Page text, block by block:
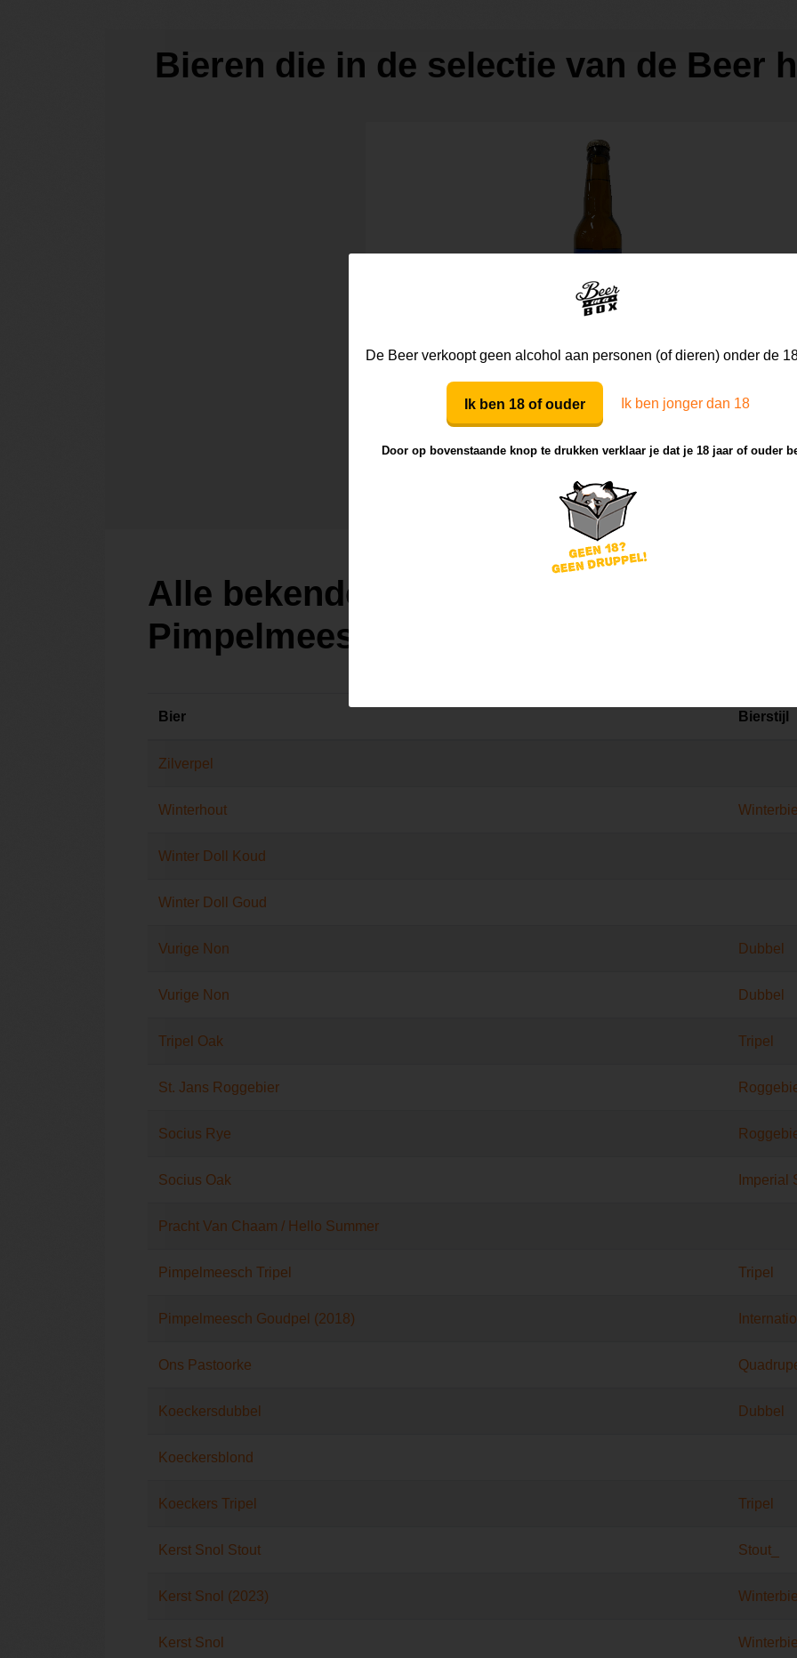
Bieren die in de selectie van de Beer
Chaamse Hefeweizen
Dorpsbrouwerij de Pimpelmeesch
Lichte Weizen
Alle bekende bieren van
Pimpelmeesch
Bier Bierstijl
Zilverpel
Winterhout
Winter Doll Koud
Winter Doll Goud
Vurige Non Dubbel
Vurige Non Dubbel
Tripel Oak Tripel
St. Jans Roggebier
Socius Rye
Socius Oak Imperial
Pracht Van Chaam / Hello Summer
Pimpelmeesch Tripel Tripel
Pimpelmeesch Goudpel (2018)
Ons Pastoorke
Koeckersdubbel Dubbel
Koeckersblond
Koeckers Tripel Tripel
Kerst Snol Stout Stout_
Kerst Snol (2023)
Kerst Snol
De Beer verkoopt geen alcohol aan personen (of dieren) onder de
Ik ben 18 of ouder Ik ben jonger dan 18
Door op bovenstaande knop te drukken verklaar je dat je 18 jaar of ouder